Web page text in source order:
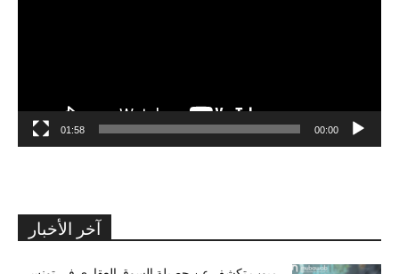
00:00
01:58
آخر الأخبار